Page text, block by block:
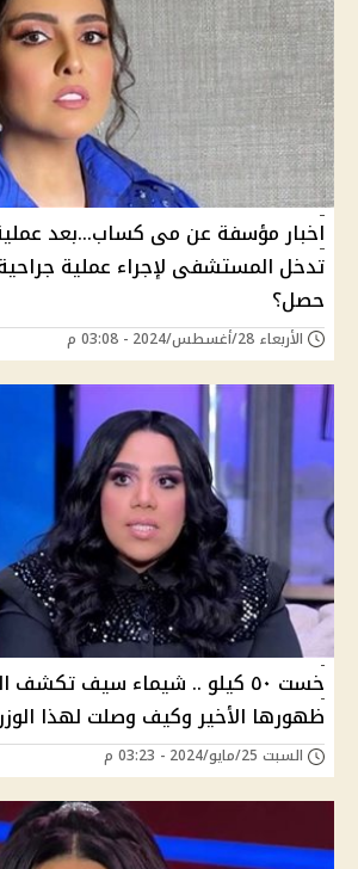
اخبار مؤسفة عن مى كساب...بعد
تدخل المستشفى لإجراء عملية جراحية
حصل؟
الأربعاء 28/أغسطس/2024 - 03:08 م
خست ٥٠ كيلو .. شيماء سيف تكشف
ظهورها الأخير وكيف وصلت لهذا
السبت 25/مايو/2024 - 03:23 م